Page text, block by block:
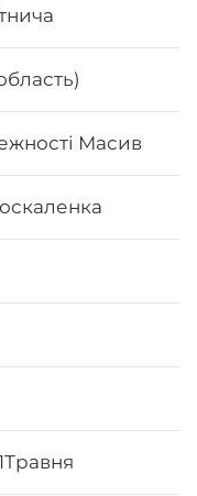
Масив
вугор,